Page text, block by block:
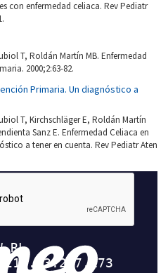
con enfermedad celiaca. Rev Pediatr
T, Roldán Martín MB. Enfermedad
2000;2:63-82.
Primaria. Un diagnóstico a
T, Kirchschläger E, Roldán Martín
Sanz E. Enfermedad Celiaca en
a tener en cuenta. Rev Pediatr Aten